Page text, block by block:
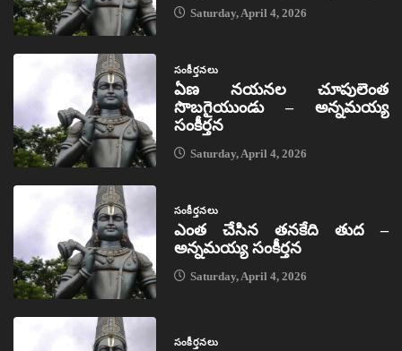
Saturday, April 4, 2026
సంకీర్తనలు
ఏణ నయనల చూపులెంత
సొబగైయుండు – అన్నమయ్య
సంకీర్తన
Saturday, April 4, 2026
సంకీర్తనలు
ఎంత చేసిన తనకేది తుద –
అన్నమయ్య సంకీర్తన
Saturday, April 4, 2026
సంకీర్తనలు